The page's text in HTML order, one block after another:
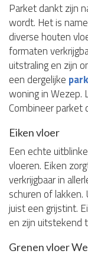
Parket dankt zijn
wordt. Het is
diverse houten
formaten
uitstraling en zijn
een dergelijke
woning in Wezep.
Combineer parket
Eiken vloer
Een echte
vloeren. Eiken
verkrijgbaar in
schuren of
juist een grijstint.
en zijn uitstekend
Grenen vloer